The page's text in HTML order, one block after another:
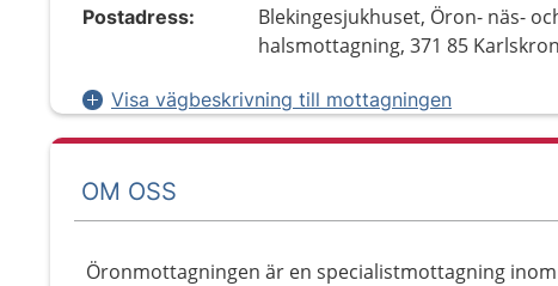
Postadress:
Blekingesjukhuset, Öron- näs-
halsmottagning, 371 85
Visa vägbeskrivning till mottagningen
OM OSS
Öronmottagningen är en specialistmottagning